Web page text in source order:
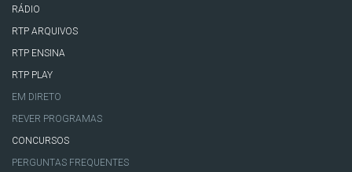
RÁDIO
RTP ARQUIVOS
RTP ENSINA
RTP PLAY
EM DIRETO
REVER PROGRAMAS
CONCURSOS
PERGUNTAS FREQUENTES